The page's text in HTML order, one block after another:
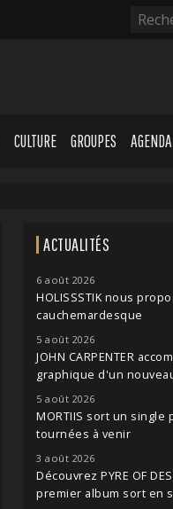
CULTURE GROUPES AGENDA
ACTUALITÉS
6 août 2026
HOLISSSTIK nous
cauchemardesque
5 août 2026
JOHN CARPENTER
graphique d'un
5 août 2026
MORTIIS sort un single
tournées à venir
3 août 2026
Découvrez PYRE OF
premier album sort en